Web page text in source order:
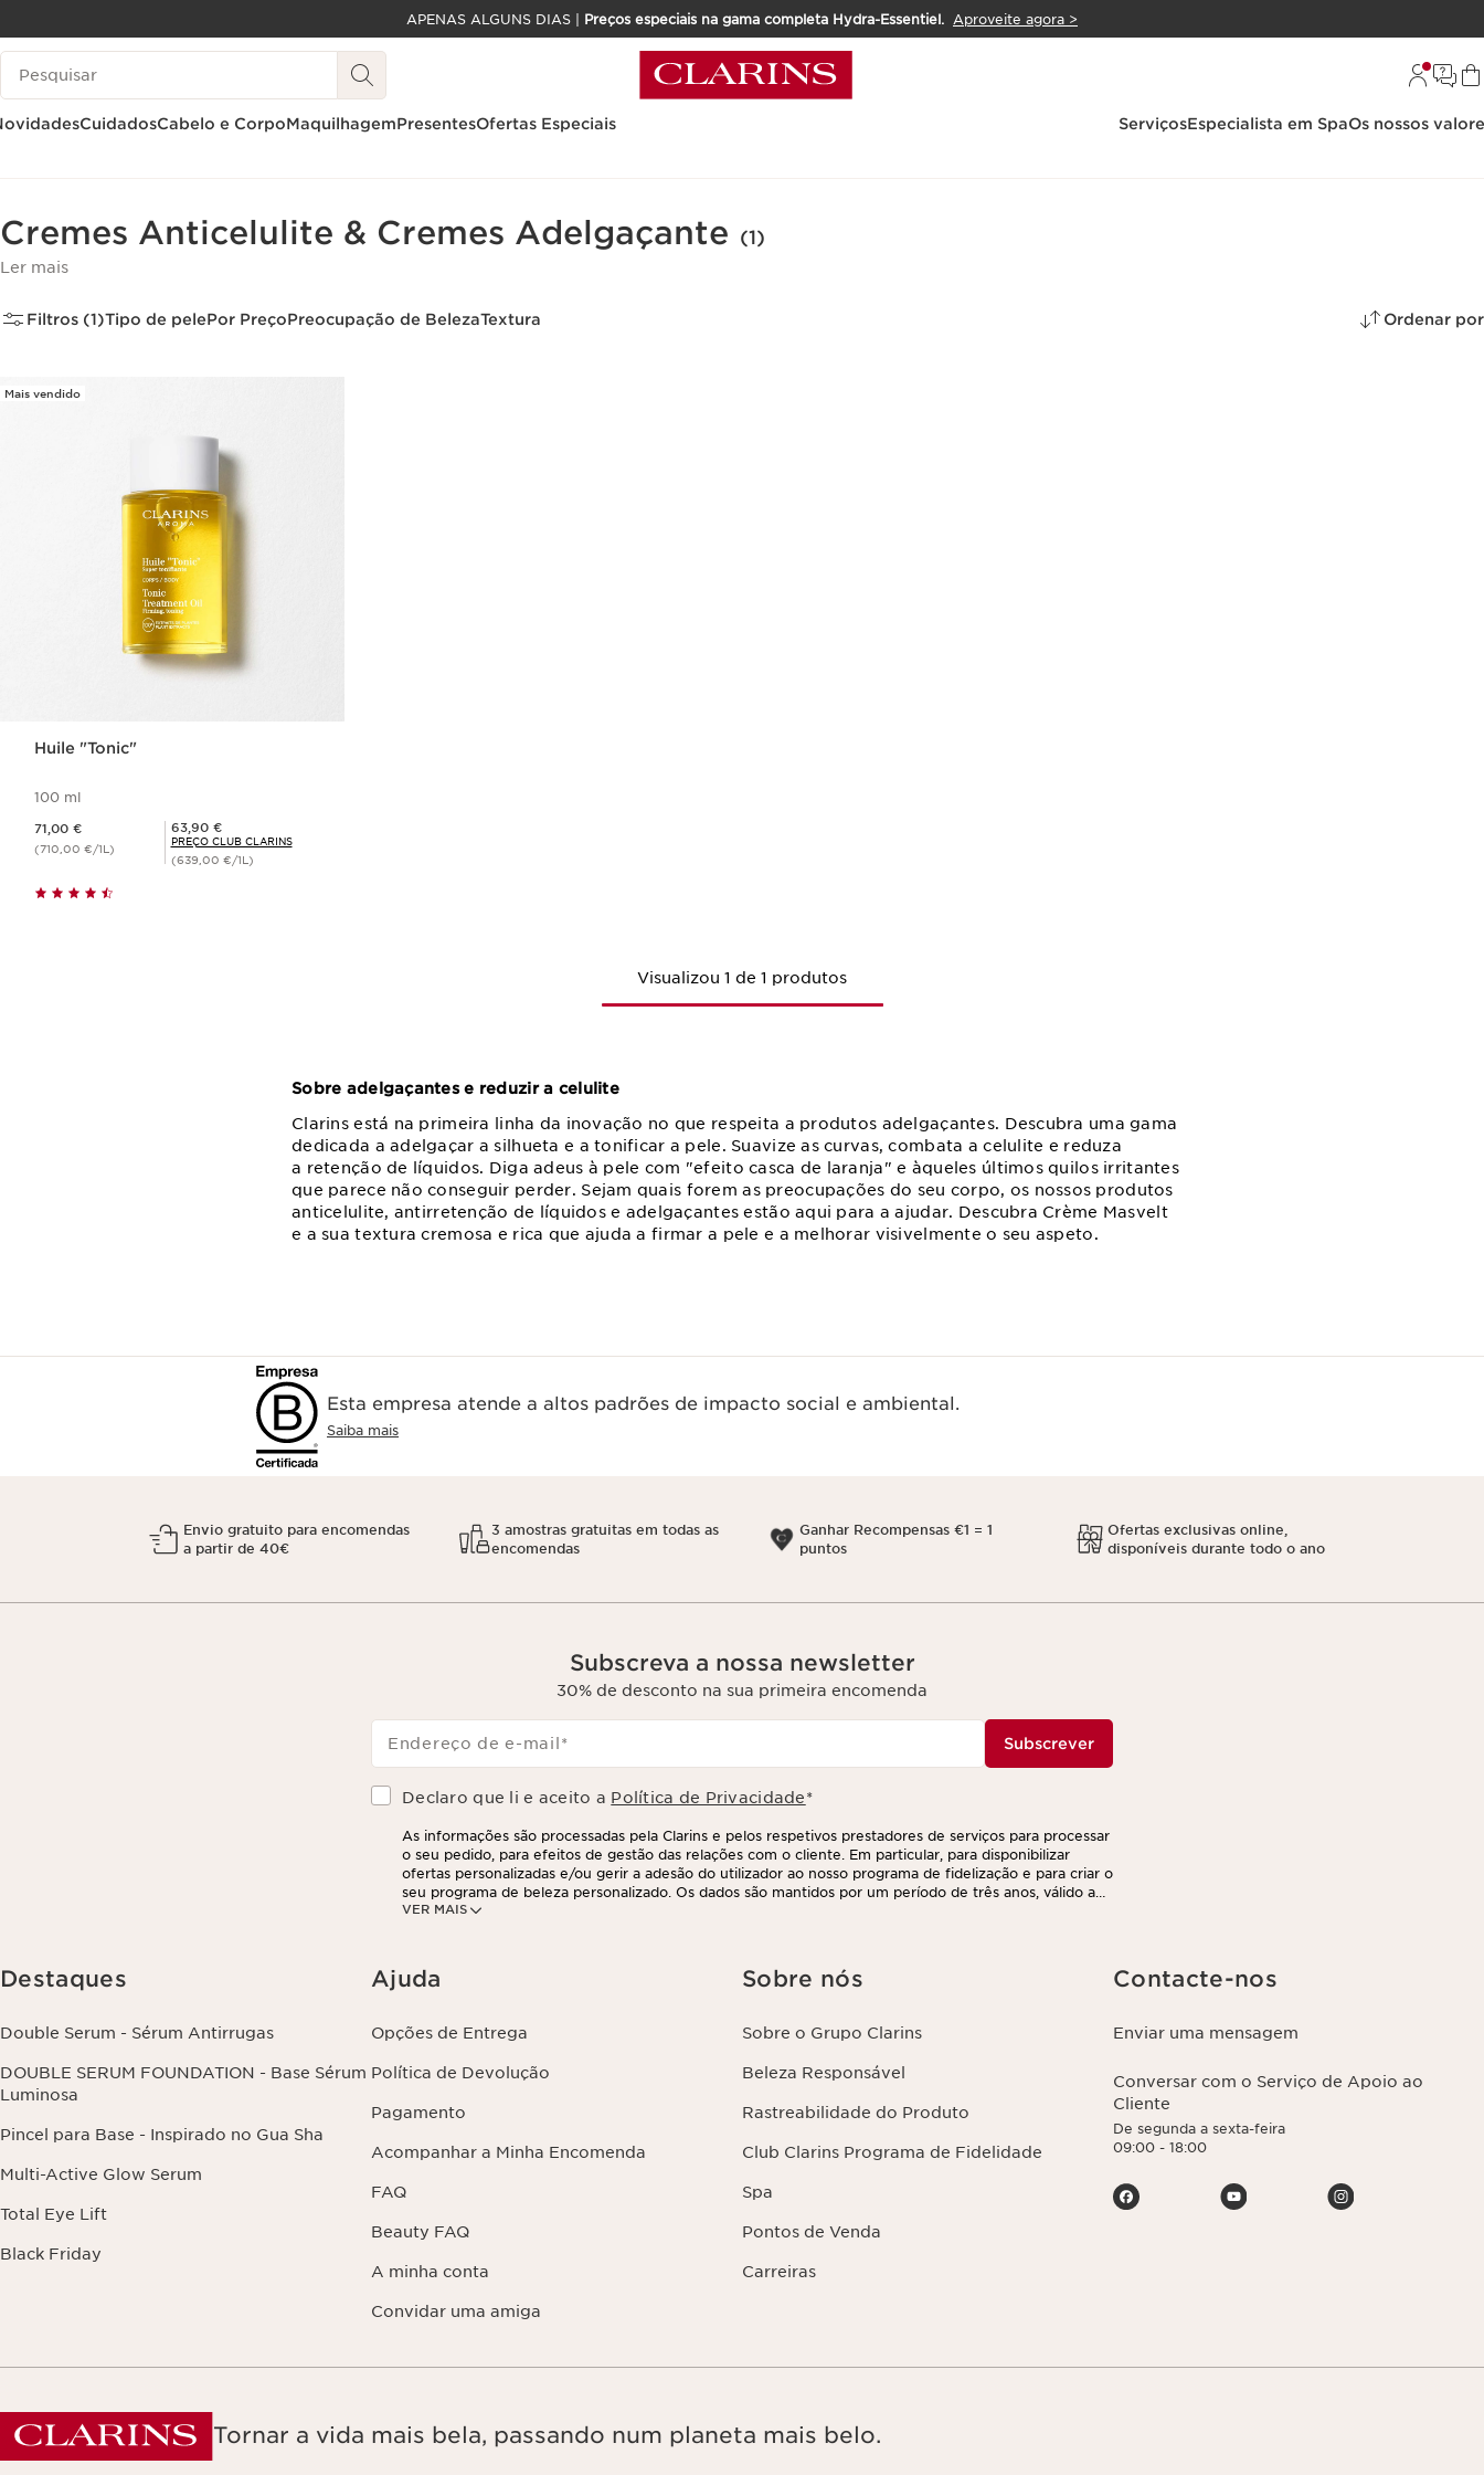
SALTAR PARA O CONTEÚDO
IR PARA O RODAPÉ
APENAS ALGUNS DIAS | Preços especiais na gama completa Hydra-Essentiel. Aproveite agora >
Pesquisar Legenda
CuidadosCabelo e CorpoMaquilhagemPresentesOfertas Especiais ServiçosEspecialista em SpaOs nossos
Cremes Anticelulite & Cremes Adelgaçante (1)
Ler mais
Filtros (1)Tipo de pelePor PreçoPreocupação de BelezaTextura Ordenar por
Mais vendido
Huile "Tonic"
100 ml
71,00 €
(710,00 €/1L)
Preço Club Clarins 63,90 €
63,90 €
PREÇO CLUB CLARINS
(639,00 €/1L)
Visualização rápida
Visualizou 1 de 1 produtos
Sobre adelgaçantes e reduzir a celulite
Clarins está na primeira linha da inovação no que respeita a produtos adelgaçantes. Descubra uma gama
dedicada a adelgaçar a silhueta e a tonificar a pele. Suavize as curvas, combata a celulite e reduza
a retenção de líquidos. Diga adeus à pele com "efeito casca de laranja" e àqueles últimos quilos irritantes
que parece não conseguir perder. Sejam quais forem as preocupações do seu corpo, os nossos produtos
anticelulite, antirretenção de líquidos e adelgaçantes estão aqui para a ajudar. Descubra Crème Masvelt
e a sua textura cremosa e rica que ajuda a firmar a pele e a melhorar visivelmente o seu aspeto.
Esta empresa atende a altos padrões de impacto social e ambiental.
Saiba mais
Envio gratuito para encomendas
a partir de 40€
3 amostras gratuitas em todas as
encomendas
Ganhar Recompensas €1 = 1
puntos
Ofertas exclusivas online,
disponíveis durante todo o ano
Subscreva a nossa newsletter
30% de desconto na sua primeira encomenda
Endereço de e-mail * Subscrever
Declaro que li e aceito a Política de Privacidade*
VER MAIS
As informações são processadas pela Clarins e pelos respetivos prestadores de serviços para processar
o seu pedido, para efeitos de gestão das relações com o cliente. Em particular, para disponibilizar
ofertas personalizadas e/ou gerir a adesão do utilizador ao nosso programa de fidelização e para criar o
seu programa de beleza personalizado. Os dados são mantidos por um período de três anos, válido a
partir do seu último contacto ou encomenda. Tem o direito de aceder, corrigir, eliminar e transferir as
clicando aqui
Destaques
Double Serum - Sérum Antirrugas
DOUBLE SERUM FOUNDATION - Base Sérum
Luminosa
Pincel para Base - Inspirado no Gua Sha
Multi-Active Glow Serum
Total Eye Lift
Black Friday
Ajuda
Opções de Entrega
Política de Devolução
Pagamento
Acompanhar a Minha Encomenda
FAQ
Beauty FAQ
A minha conta
Convidar uma amiga
Sobre nós
Sobre o Grupo Clarins
Beleza Responsável
Rastreabilidade do Produto
Club Clarins Programa de Fidelidade
Spa
Pontos de Venda
Carreiras
Contacte-nos
Enviar uma mensagem
Conversar com o Serviço de Apoio ao
Cliente
De segunda a sexta-feira
09:00 - 18:00
Tornar a vida mais bela, passando num planeta mais belo.